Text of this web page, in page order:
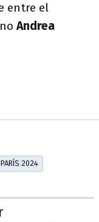
entre el
Andrea
2024